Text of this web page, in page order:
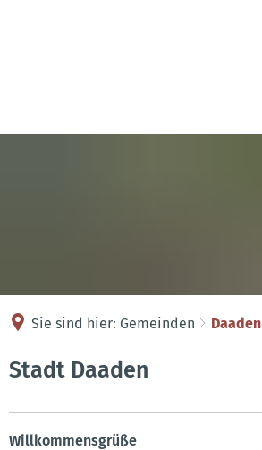
Sie sind hier: Gemeinden Daaden
Daaden
Stadt Daaden
Willkommensgrüße